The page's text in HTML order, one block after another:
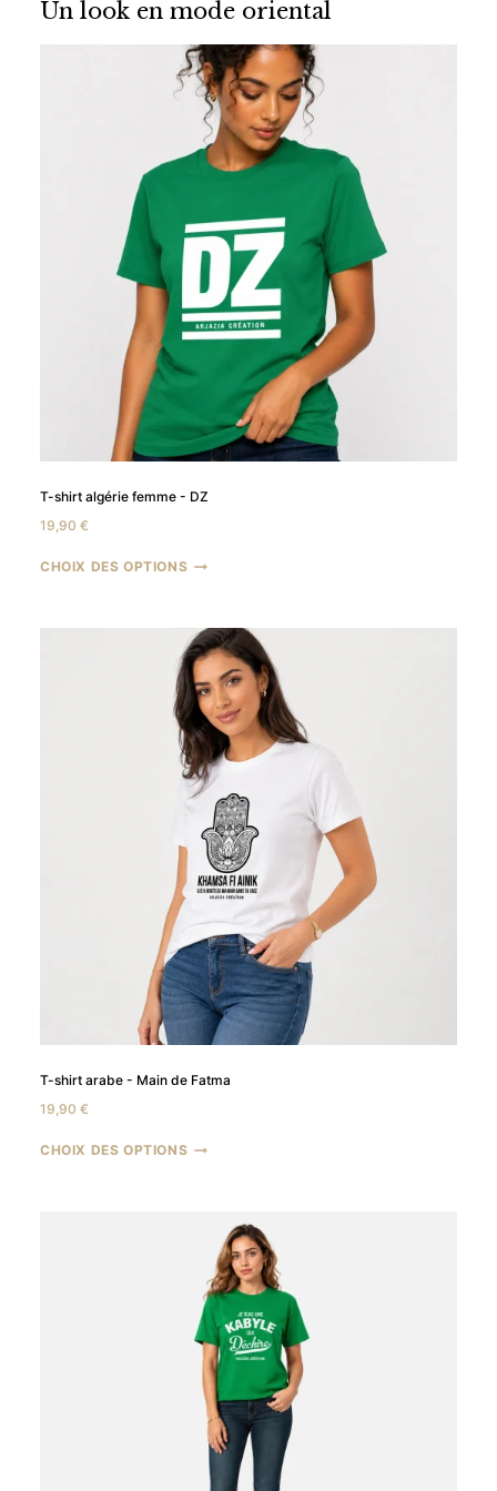
63,92 €
Un look en mode oriental
T-shirt algérie femme - DZ
19,90 €
CHOIX DES OPTIONS
T-shirt arabe - Main de Fatma
19,90 €
CHOIX DES OPTIONS